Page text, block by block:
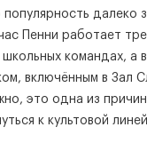
популярность далеко
Пенни работает
командах, а
включённым в Зал
это одна из
к культовой